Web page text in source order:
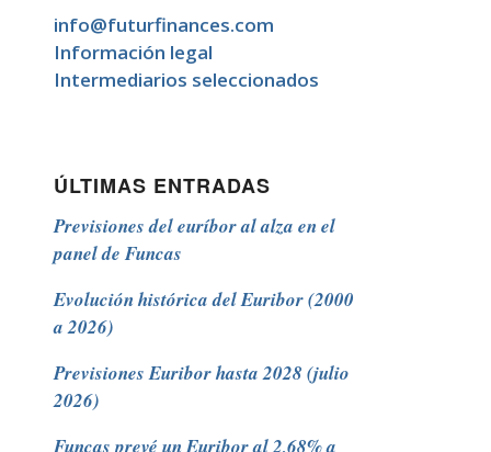
info@futurfinances.com
Información legal
Intermediarios seleccionados
ÚLTIMAS ENTRADAS
Previsiones del euríbor al alza en el
panel de Funcas
Evolución histórica del Euribor (2000
a 2026)
Previsiones Euribor hasta 2028 (julio
2026)
Funcas prevé un Euribor al 2,68% a